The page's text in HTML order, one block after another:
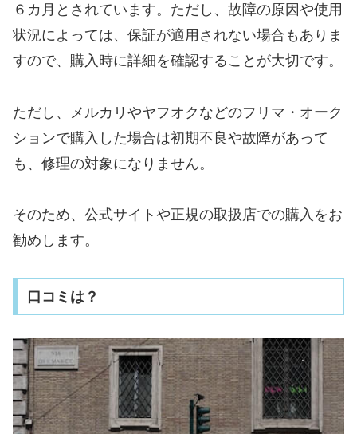
６カ月とされています。ただし、故障の原因や使用
状況によっては、保証が適用されない場合もありま
すので、購入時に詳細を確認することが大切です。
ただし、メルカリやヤフオクなどのフリマ・オーク
ションで購入した場合は初期不良や故障があって
も、修理の対象になりません。
そのため、公式サイトや正規の取扱店での購入をお
勧めします。
口コミは？